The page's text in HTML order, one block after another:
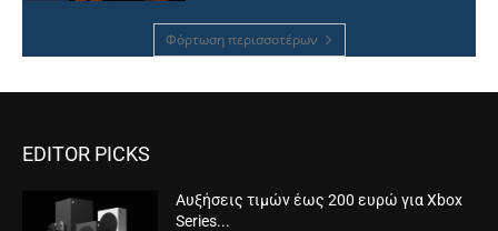
Φόρτωση περισσοτέρων
EDITOR PICKS
Αυξήσεις τιμών έως 200 ευρώ για Xbox
Series...